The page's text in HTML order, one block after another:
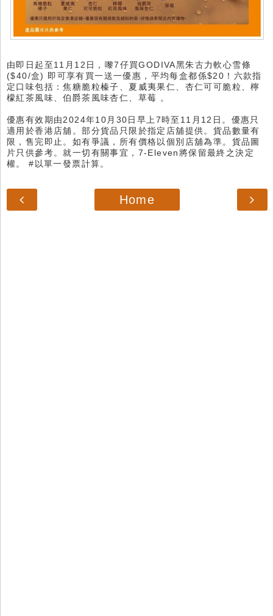
由即日起至11月12日，嚟7仔買GODIVA黑朱古力軟心雪條
($40/盒) 即可享有買一送一優惠，平均每盒都係$20！六款指
定口味包括：焦糖脆粒榛子、夏威夷果仁、杏仁可可脆粒、檸
檬紅茶風味、伯爵茶風味杏仁、草莓 。
優惠有效期由2024年10月30日早上7時至11月12日。優惠只
適用於香港店舖。部分貨品只限於指定店舖提供。貨品數量有
限，售完即止。如有爭議，所有價格以個別店舖為準。貨品圖
片只供參考。就一切有關事宜，7-Eleven將保留最終之決定
權。 #以單一發票計算。
Home